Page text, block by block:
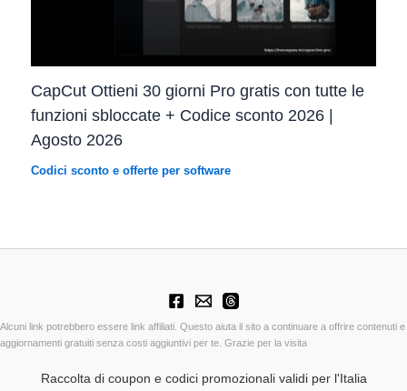
CapCut Ottieni 30 giorni Pro gratis con tutte le
funzioni sbloccate + Codice sconto 2026 |
Agosto 2026
Codici sconto e offerte per software
Alcuni link potrebbero essere link affiliati. Questo aiuta il sito a continuare a offrire contenuti e
aggiornamenti gratuiti senza costi aggiuntivi per te. Grazie per la visita
Raccolta di coupon e codici promozionali validi per l'Italia